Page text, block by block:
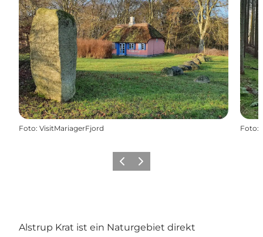
Foto: VisitMariagerFjord Foto:
Vorherige Folie
Nächste Folie
Alstrup Krat ist ein Naturgebiet direkt